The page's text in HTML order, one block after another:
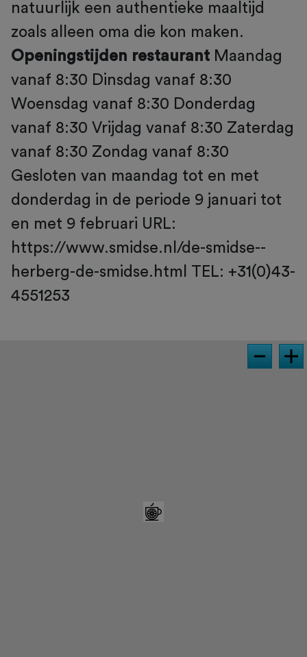
natuurlijk een authentieke maaltijd
zoals alleen oma die kon maken.
Openingstijden restaurant Maandag
vanaf 8:30 Dinsdag vanaf 8:30
Woensdag vanaf 8:30 Donderdag
vanaf 8:30 Vrijdag vanaf 8:30 Zaterdag
vanaf 8:30 Zondag vanaf 8:30
Gesloten van maandag tot en met
donderdag in de periode 9 januari tot
en met 9 februari URL:
https://www.smidse.nl/de-smidse--
herberg-de-smidse.html TEL: +31(0)43-
4551253